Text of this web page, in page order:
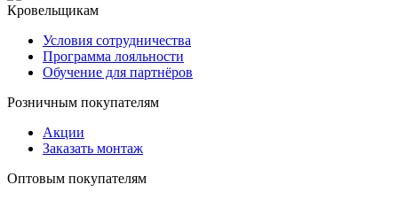
Кровельщикам
Условия сотрудничества
Программа лояльности
Обучение для партнёров
Розничным покупателям
Акции
Заказать монтаж
Оптовым покупателям